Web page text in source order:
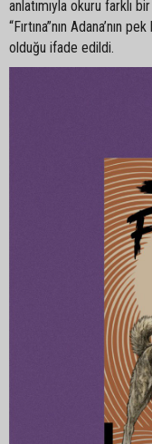
anlatımıyla okuru farklı
“Fırtına”nın Adana’nın
olduğu ifade edildi.